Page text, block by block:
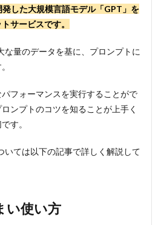
した大規模言語モデル「GPT」を
サービスです。
量のデータを基に、プロンプトに
フォーマンスを実行することがで
ンプトのコツを知ることが上手く
す。
ては以下の記事で詳しく解説して
い使い方